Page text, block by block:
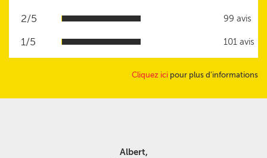
2/5 99 avis
1/5 101 avis
Cliquez ici pour plus d'informations
Albert,